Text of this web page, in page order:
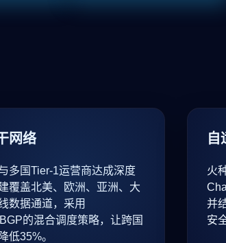
网络
多国Tier-1运营商达成深度
覆盖北美、欧洲、亚洲、大
数据通道，采用
的混合调度策略，让跨国
低35%。
火
并
安